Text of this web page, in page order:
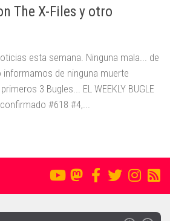
The X-Files y otro
esta semana. Ninguna mala... de
informamos de ninguna muerte
3 Bugles... EL WEEKLY BUGLE
#618 #4,...